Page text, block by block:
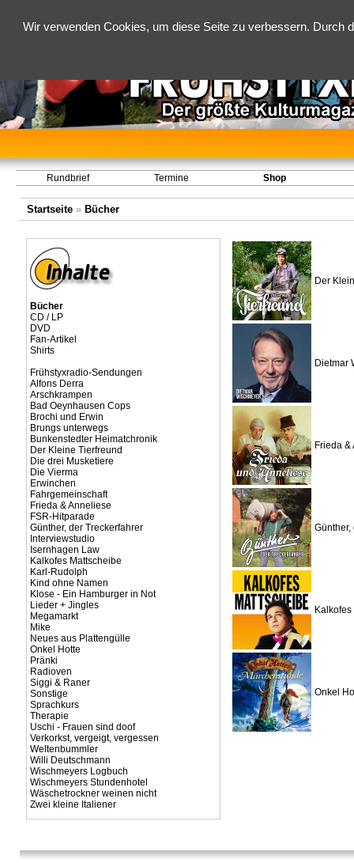
Wir verwenden Cookies, um diese Seite zu verbessern.
Rundbrief Termine Shop
Startseite» Bücher
Bücher
CD / LP
DVD
Fan-Artikel
Shirts
Frühstyxradio-Sendungen
Alfons Derra
Arschkrampen
Bad Oeynhausen Cops
Brochi und Erwin
Brungs unterwegs
Bunkenstedter Heimatchronik
Der Kleine Tierfreund
Die drei Musketiere
Die Vierma
Erwinchen
Fahrgemeinschaft
Frieda & Anneliese
FSR-Hitparade
Günther, der Treckerfahrer
Interviewstudio
Isernhagen Law
Kalkofes Mattscheibe
Karl-Rudolph
Kind ohne Namen
Klose - Ein Hamburger in Not
Lieder + Jingles
Megamarkt
Mike
Neues aus Plattengülle
Onkel Hotte
Pränki
Radioven
Siggi & Raner
Sonstige
Sprachkurs
Therapie
Uschi - Frauen sind doof
Verkorkst, vergeigt, vergessen
Weltenbummler
Willi Deutschmann
Wischmeyers Logbuch
Wischmeyers Stundenhotel
Wäschetrockner weinen nicht
Zwei kleine Italiener
Der
Dietmar
Frieda &
Günther,
Onkel